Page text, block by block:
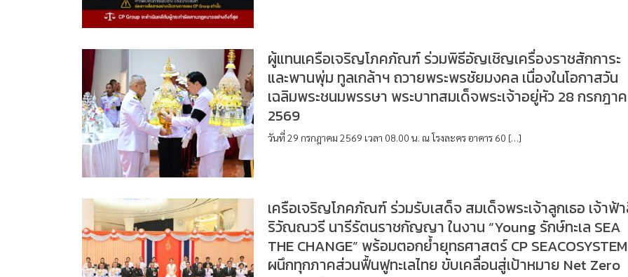
ผู้แทนเครือเจริญโภคภัณฑ์ ร่วมพิธีอัญเชิญเครื่องราชสักการะ
และพานพุ่ม ทูลเกล้าฯ ถวายพระพรชัยมงคล เนื่องในโอกาสวัน
เฉลิมพระชนมพรรษา พระบาทสมเด็จพระเจ้าอยู่หัว 28 กรกฎา
2569
วันที่ 29 กรกฎาคม 2569 เวลา 08.00 น. ณ โรงละคร อาคาร 60 […]
เครือเจริญโภคภัณฑ์ ร่วมรับเสด็จ สมเด็จพระเจ้าลูกเธอ เจ้าฟ้
ริวัณณวรี นารีรัตนราชกัญญา ในงาน “Young รักษ์ทะเล SEA
THE CHANGE” พร้อมตอกย้ำยุทธศาสตร์ CP SEACOSYSTEM
ผนึกทุกภาคส่วนฟื้นฟูทะเลไทย ขับเคลื่อนสู่เป้าหมาย Net Zero